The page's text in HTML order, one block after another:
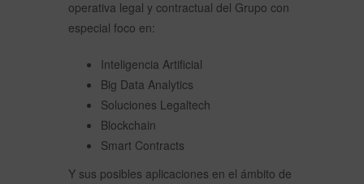
operativa legal y contractual del Grupo con
especial foco en:
Inteligencia Artificial
Big Data Analytics
Soluciones Legaltech
Blockchain
Smart Contracts
Y sus posibles aplicaciones en el ámbito de